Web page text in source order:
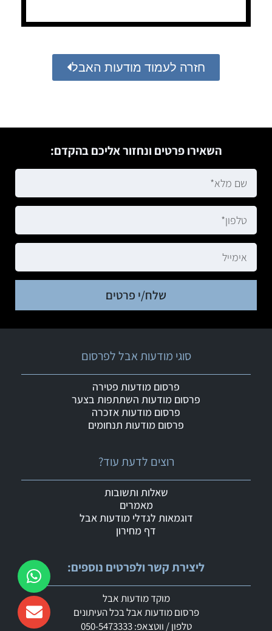
חזרה לעמוד מודעות האבל
השאירו פרטים ונחזור אליכם בהקדם:
שלח/י פרטים
ליצירת קשר ולפרטים נוספים:
מוקד מודעות אבל
פרסום מודעות אבל בכל העיתונים
טלפון / ווטצאפ: 050-5473333
רוצים לדעת עוד?
שאלות ותשובות
מאמרים
דוגמאות לגדלי מודעות אבל
דף מחירון
סוגי מודעות אבל לפרסום
פרסום מודעות פטירה
פרסום מודעות השתתפות בצער
פרסום מודעות אזכרה
פרסום מודעות תנחומים